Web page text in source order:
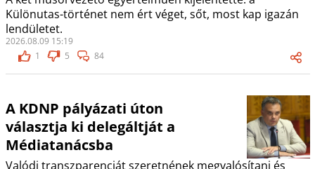
Különutas-történet nem ért véget, sőt, most kap igazán
lendületet.
2026.08.09 15:19
1
5 84
A KDNP pályázati úton
választja ki delegáltját a
Médiatanácsba
Valódi transzparenciát szeretnének megvalósítani és